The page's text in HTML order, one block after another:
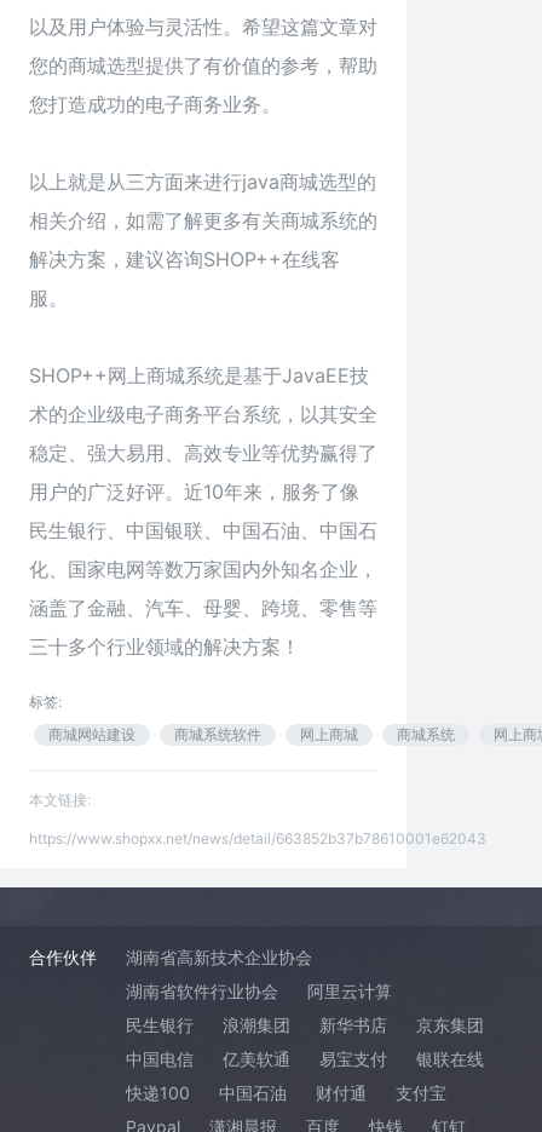
以及用户体验与灵活性。希望这篇文章对
您的商城选型提供了有价值的参考，帮助
您打造成功的电子商务业务。
以上就是从三方面来进行java商城选型的
相关介绍，如需了解更多有关商城系统的
解决方案，建议咨询SHOP++在线客
服。
SHOP++网上商城系统是基于JavaEE技
术的企业级电子商务平台系统，以其安全
稳定、强大易用、高效专业等优势赢得了
用户的广泛好评。近10年来，服务了像
民生银行、中国银联、中国石油、中国石
化、国家电网等数万家国内外知名企业，
涵盖了金融、汽车、母婴、跨境、零售等
三十多个行业领域的解决方案！
标签:
商城网站建设
商城系统软件 网上商城 商城系统 网上商
本文链接:
https://www.shopxx.net/news/detail/663852b37b78610001e62043
合作伙伴
湖南省高新技术企业协会
湖南省软件行业协会
阿里云计算
民生银行
浪潮集团 新华书店
京东集团
中国电信
亿美软通 易宝支付
银联在线
快递100
中国石油 财付通
支付宝
Paypal
潇湘晨报 百度 快钱 钉钉